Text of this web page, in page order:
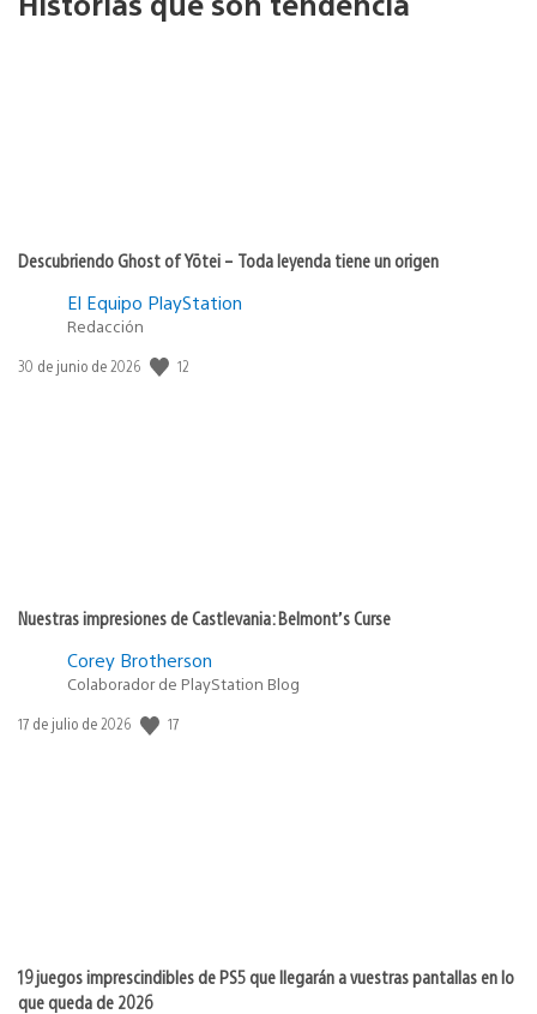
Descubriendo Ghost of Yōtei – Toda leyenda tiene un origen
El Equipo PlayStation
Redacción
Fecha
30 de junio de 2026 12
Nuestras impresiones de Castlevania: Belmont’s Curse
Corey Brotherson
Colaborador de PlayStation Blog
Fecha
17 de julio de 2026 17
19 juegos imprescindibles de PS5 que llegarán a vuestras pantallas en lo
que queda de 2026